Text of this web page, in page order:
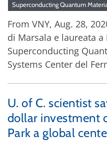
Superconducting Quantum
From VNY, Aug. 28,
di Marsala e laureata a
Superconducting
Systems Center del
U. of C. scientist
dollar investment
Park a global